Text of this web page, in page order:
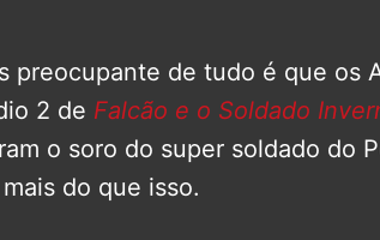
preocupante de tudo é que os
2 de Falcão e o Soldado
o soro do super soldado do
do que isso.